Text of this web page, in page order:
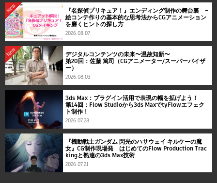
New
『名探偵プリキュア！』エンディング制作の舞台裏 ―
絵コンテ作りの基本的な思考法からCGアニメーション
を磨くヒントの探し方
2026.08.07
New
デジタルコンテンツの未来〜温故知新〜
第20回：佐藤 篤司（CGアニメーター/スーパーバイザ
ー）
2026.08.03
3ds Max：プラグイン活用で表現の幅を拡げよう！
第14回：Flow Studioから3ds MaxでtyFlowエフェク
ト制作！
2026.07.28
『機動戦士ガンダム 閃光のハサウェイ キルケーの魔
女』CG制作現場発 はじめてのFlow Production Trac
kingと熟達の3ds Max技術
2026.07.21